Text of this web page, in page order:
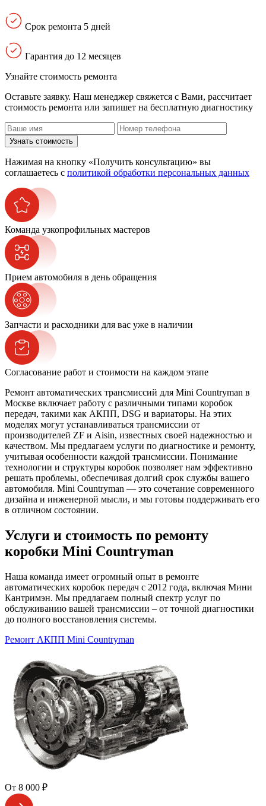
Срок ремонта 5 дней
Гарантия до 12 месяцев
Узнайте стоимость ремонта
Оставьте заявку. Наш менеджер свяжется с Вами, расcчитает
стоимость ремонта или запишет на бесплатную диагностику
Узнать стоимость
Нажимая на кнопку «Получить консультацию» вы
соглашаетесь с политикой обработки персональных данных
Команда узкопрофильных мастеров
Прием автомобиля в день обращения
Запчасти и расходники для вас уже в наличии
Согласование работ и стоимости на каждом этапе
Ремонт автоматических трансмиссий для Mini Countryman в
Москве включает работу с различными типами коробок
передач, такими как АКПП, DSG и вариаторы. На этих
моделях могут устанавливаться трансмиссии от
производителей ZF и Aisin, известных своей надежностью и
качеством. Мы предлагаем услуги по диагностике и ремонту,
учитывая особенности каждой трансмиссии. Понимание
технологии и структуры коробок позволяет нам эффективно
решать проблемы, обеспечивая долгий срок службы вашего
автомобиля. Mini Countryman — это сочетание современного
дизайна и инженерной мысли, и мы готовы поддерживать его
в отличном состоянии.
Услуги и стоимость по ремонту
коробки Mini Countryman
Наша команда имеет огромный опыт в ремонте
автоматических коробок передач с 2012 года, включая Мини
Кантримэн. Мы предлагаем полный спектр услуг по
обслуживанию вашей трансмиссии – от точной диагностики
до полного восстановления системы.
Ремонт АКПП Mini Countryman
От 8 000 ₽